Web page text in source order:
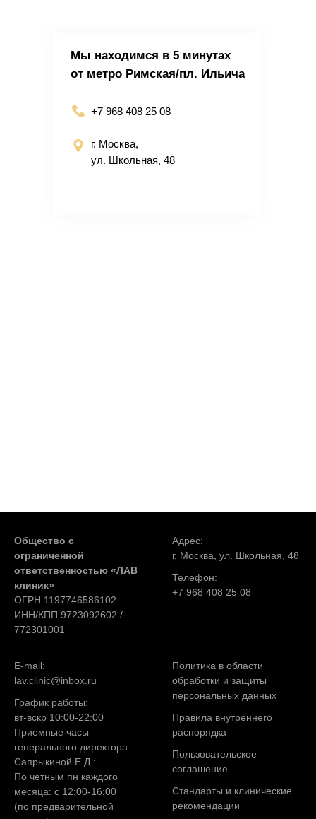
Мы находимся в 5 минутах
от метро Римская/пл. Ильича
+7 968 408 25 08
г. Москва,
ул. Школьная, 48
Общество с
ограниченной
ответственностью «ЛАВ
клиник»
ОГРН 1197746586102
ИНН/КПП 9723092602 /
772301001
Адрес:
г. Москва, ул. Школьная, 48
Телефон:
+7 968 408 25 08
E-mail:
lav.clinic@inbox.ru
График работы:
вт-вскр 10:00-22:00
Приемные часы
генерального директора
Сапрыкиной Е.Д.:
По четным пн каждого
месяца: с 12:00-16:00
(по предварительной
Политика в области
обработки и защиты
персональных данных
Правила внутреннего
распорядка
Пользовательское
соглашение
Стандарты и клинические
рекомендации